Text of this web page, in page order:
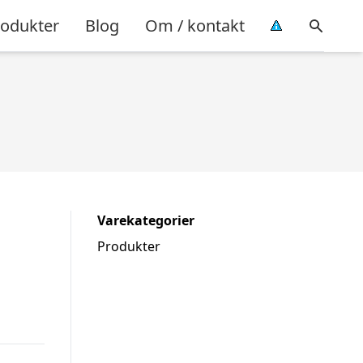
Blog Om / kontakt
Varekategorier
Produkter